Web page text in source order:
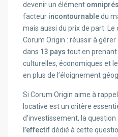
devenir un élément
facteur incontournabledu
mais aussi du prix de part.
Corum Origin : réussir à
dans 13 pays tout en
culturelles, économiques et
en plus de l’éloignement
Si Corum Origin aime à
locative est un critère
d’investissement, la question
l’effectifdédié à cette